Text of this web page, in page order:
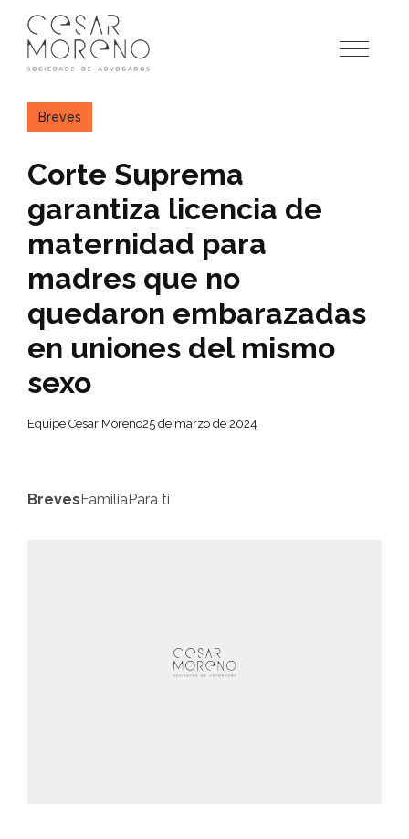
para
conteúdo
Breves
Corte Suprema
garantiza licencia de
maternidad para
madres que no
quedaron embarazadas
en uniones del mismo
sexo
Equipe Cesar Moreno25 de marzo de 2024
BrevesFamiliaPara ti